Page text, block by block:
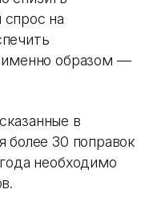
на
именно образом —
в
более 30 поправок
необходимо